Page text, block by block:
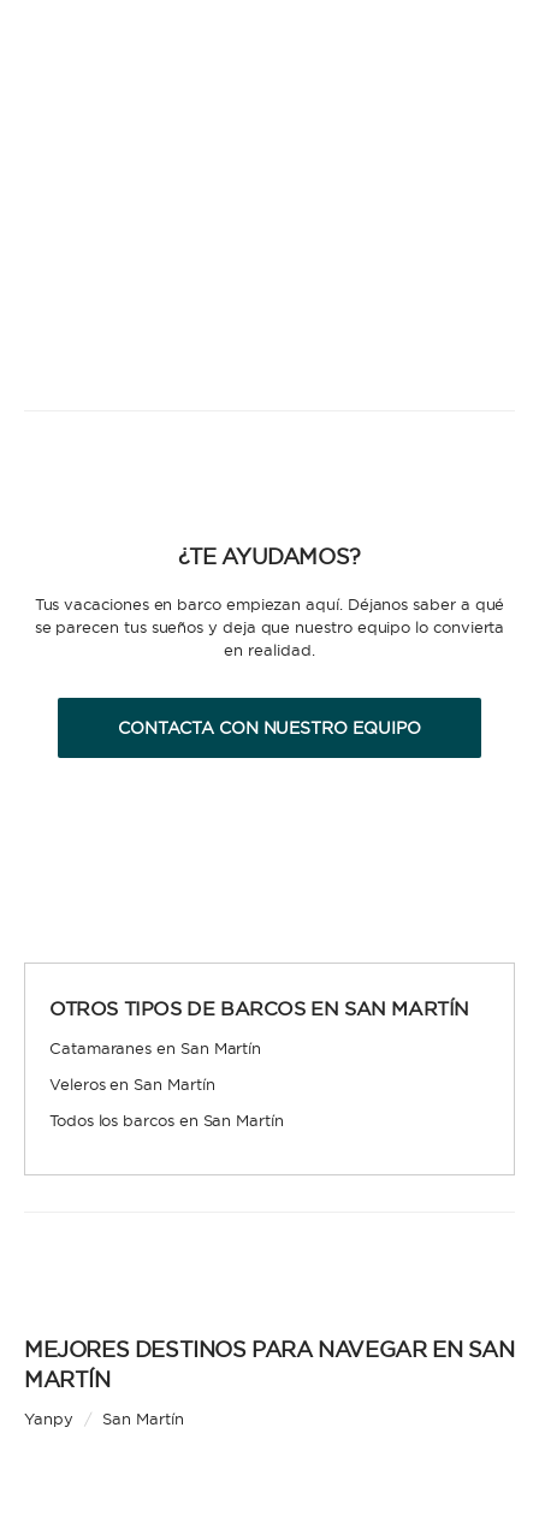
¿TE AYUDAMOS?
Tus vacaciones en barco empiezan aquí. Déjanos saber a qué
se parecen tus sueños y deja que nuestro equipo lo convierta
en realidad.
CONTACTA CON NUESTRO EQUIPO
OTROS TIPOS DE BARCOS EN SAN MARTÍN
Catamaranes en San Martín
Veleros en San Martín
Todos los barcos en San Martín
MEJORES DESTINOS PARA NAVEGAR EN SAN
MARTÍN
Yanpy / San Martín